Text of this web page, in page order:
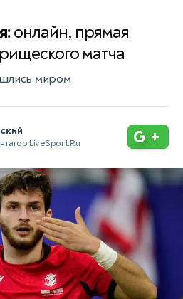
онлайн, прямая
матча
миром
LiveSport.Ru +